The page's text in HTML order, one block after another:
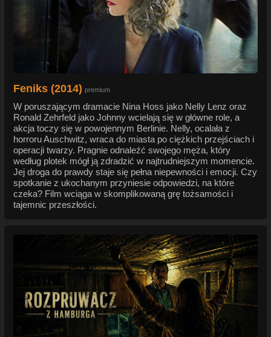
Feniks (2014) premium
W poruszającym dramacie Nina Hoss jako Nelly Lenz oraz
Ronald Zehrfeld jako Johnny wcielają się w główne role, a
akcja toczy się w powojennym Berlinie. Nelly, ocalała z
horroru Auschwitz, wraca do miasta po ciężkich przejściach i
operacji twarzy. Pragnie odnaleźć swojego męża, który
według plotek mógł ją zdradzić w najtrudniejszym momencie.
Jej droga do prawdy staje się pełna niepewności i emocji. Czy
spotkanie z ukochanym przyniesie odpowiedzi, na które
czeka? Film wciąga w skomplikowaną grę tożsamości i
tajemnic przeszłości.